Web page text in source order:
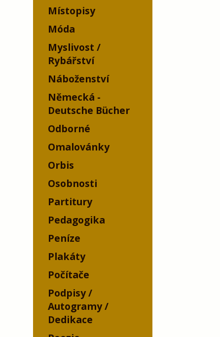
Místopisy
Móda
Myslivost /
Rybářství
Náboženství
Německá -
Deutsche Bücher
Odborné
Omalovánky
Orbis
Osobnosti
Partitury
Pedagogika
Peníze
Plakáty
Počítače
Podpisy /
Autogramy /
Dedikace